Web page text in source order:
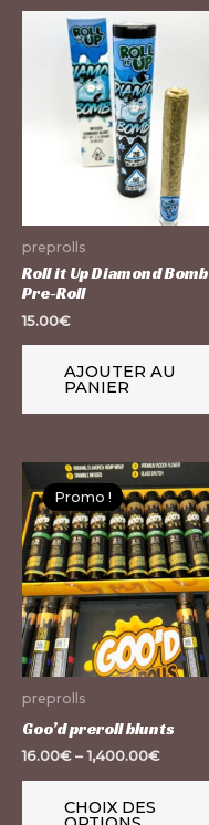
preprolls
Roll it Up Diamond Bomb
Pre-Roll
15.00€
AJOUTER AU
PANIER
Promo !
Promo !
preprolls
Goo’d preroll blunts
16.00€–1,400.00€
CHOIX DES